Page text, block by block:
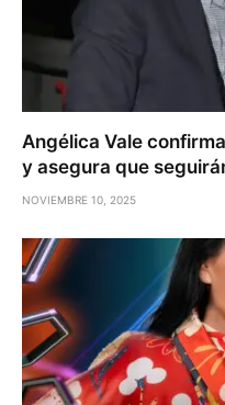
Angélica Vale
y asegura que
NOVIEMBRE 10, 2025